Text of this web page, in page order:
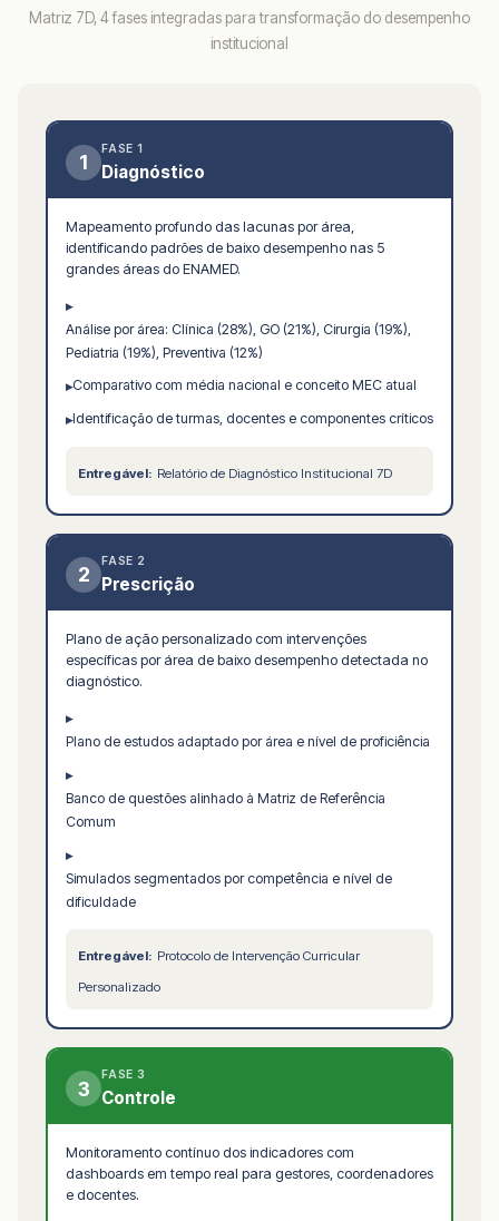
Matriz 7D, 4 fases integradas para transformação do desempenho
institucional
1
FASE 1
Diagnóstico
Mapeamento profundo das lacunas por área,
identificando padrões de baixo desempenho nas 5
grandes áreas do ENAMED.
▸
Análise por área: Clínica (28%), GO (21%), Cirurgia (19%),
Pediatria (19%), Preventiva (12%)
▸Comparativo com média nacional e conceito MEC atual
▸Identificação de turmas, docentes e componentes críticos
Entregável: Relatório de Diagnóstico Institucional 7D
2
FASE 2
Prescrição
Plano de ação personalizado com intervenções
específicas por área de baixo desempenho detectada no
diagnóstico.
▸
Plano de estudos adaptado por área e nível de proficiência
▸
Banco de questões alinhado à Matriz de Referência
Comum
▸
Simulados segmentados por competência e nível de
dificuldade
Entregável: Protocolo de Intervenção Curricular
Personalizado
3
FASE 3
Controle
Monitoramento contínuo dos indicadores com
dashboards em tempo real para gestores, coordenadores
e docentes.